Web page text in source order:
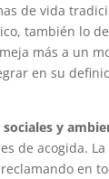
de vida
también lo
más a un
en su
y
de acogida.
en